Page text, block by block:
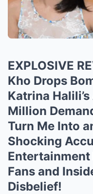
EXPLOSIVE
Kho Drops
Katrina
Million
Turn Me Into
Shocking
Fans and
Disbelief!